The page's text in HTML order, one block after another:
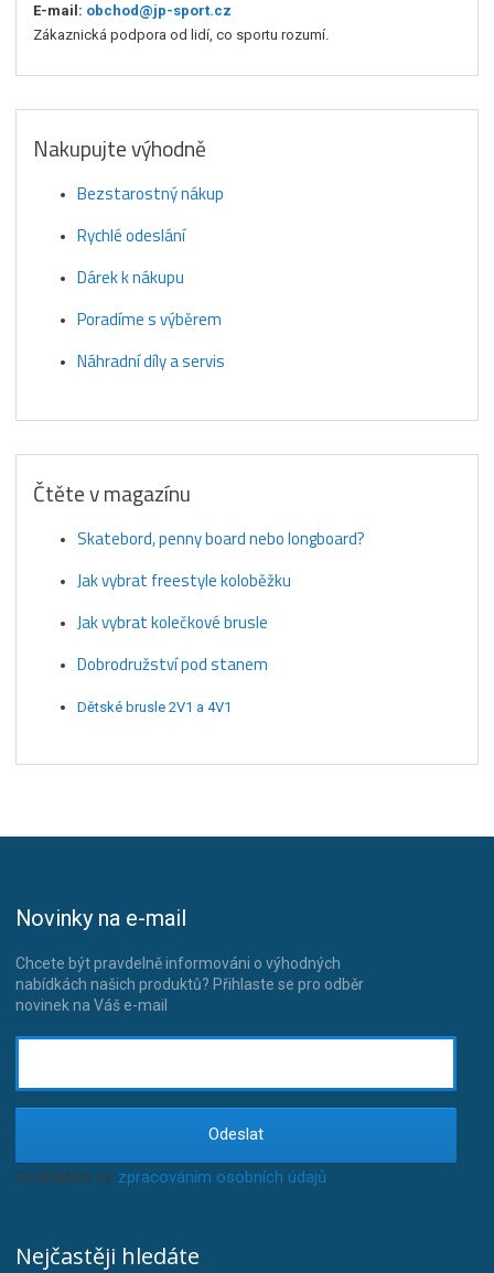
E-mail: obchod@jp-sport.cz
Zákaznická podpora od lidí, co sportu rozumí.
Nakupujte výhodně
Bezstarostný nákup
Rychlé odeslání
Dárek k nákupu
Poradíme s výběrem
Náhradní díly a servis
Čtěte v magazínu
Skatebord, penny board nebo longboard?
Jak vybrat freestyle koloběžku
Jak vybrat kolečkové brusle
Dobrodružství pod stanem
Dětské brusle 2V1 a 4V1
Novinky na e-mail
Chcete být pravdelně informováni o výhodných
nabídkách našich produktů? Přihlaste se pro odběr
novinek na Váš e-mail
Odeslat
Souhlasím se zpracováním osobních údajů.
Nejčastěji hledáte